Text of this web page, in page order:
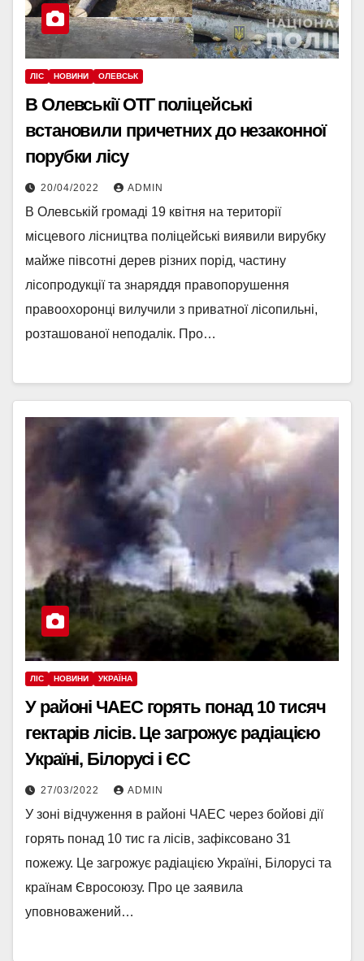
ЛІС НОВИНИ ОЛЕВСЬК
В Олевськії ОТГ поліцейські
встановили причетних до незаконної
порубки лісу
20/04/2022 ADMIN
В Олевській громаді 19 квітня на території
місцевого лісництва поліцейські виявили вирубку
майже півсотні дерев різних порід, частину
лісопродукції та знаряддя правопорушення
правоохоронці вилучили з приватної лісопильні,
розташованої неподалік. Про…
ЛІС НОВИНИ УКРАЇНА
У районі ЧАЕС горять понад 10 тисяч
гектарів лісів. Це загрожує радіацією
Україні, Білорусі і ЄС
27/03/2022 ADMIN
У зоні відчуження в районі ЧАЕС через бойові дії
горять понад 10 тис га лісів, зафіксовано 31
пожежу. Це загрожує радіацією Україні, Білорусі та
країнам Євросоюзу. Про це заявила
уповноважений…